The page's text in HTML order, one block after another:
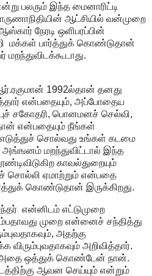
பலரும் இந்த மைனாரிட்டி
ஆட்சியில் வன்முறை
நேரடி ஒளிபரப்பின்
மக்கள் பார்த்துக் கொண்டுதான்
1992ல்தான் தனது
என்பதையும், அப்போதைய
சகோதரி, பொனமனச் செல்வி,
என்பதையும் நீங்கள்
எடுத்துச் சொல்வது உங்கள் கடமை
அங்ஙனம் மறந்துவிட்டால் இந்த
காவல்துறையும்
சொல்லி ஏமாற்றும் என்பதை
கொண்டுதான் இருக்கிறது.
என்னிடம் எட்டுமுறை
முறை என்னைச் சந்தித்து
அதற்கு
அறிவித்தார்.
அதை ஒத்துக் கொண்டேன் நான்.
ஆவன செய்யும் என்றும்